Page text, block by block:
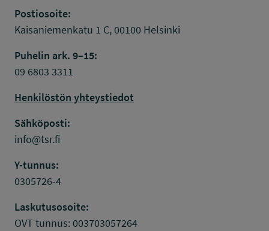
Postiosoite:
Kaisaniemenkatu 1 C, 00100 Helsinki
Puhelin ark. 9–15:
09 6803 3311
Henkilöstön yhteystiedot
Sähköposti:
info@tsr.fi
Y-tunnus:
0305726-4
Laskutusosoite:
OVT tunnus: 003703057264